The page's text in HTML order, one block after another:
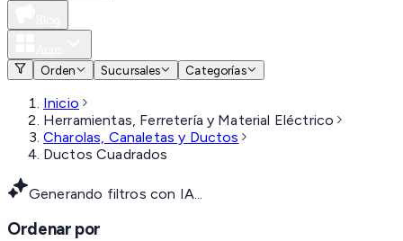
Orden
Sucursales Categorías
Inicio
Herramientas, Ferretería y Material Eléctrico
Charolas, Canaletas y Ductos
Ductos Cuadrados
Generando filtros con IA...
Ordenar por